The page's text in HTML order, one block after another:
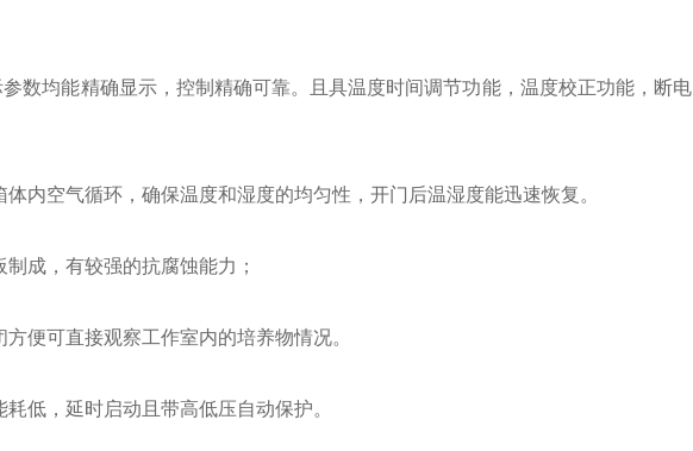
数均能精确显示，控制精确可靠。且具温度时间调节功能，温度校正功能，断电
内空气循环，确保温度和湿度的均匀性，开门后温湿度能迅速恢复。
成，有较强的抗腐蚀能力；
便可直接观察工作室内的培养物情况。
低，延时启动且带高低压自动保护。